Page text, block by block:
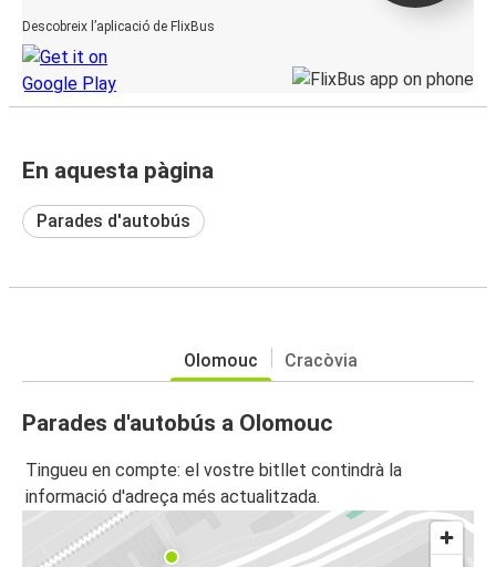
Descobreix l’aplicació de FlixBus
En aquesta pàgina
Parades d'autobús
Olomouc Cracòvia
Parades d'autobús a Olomouc
Tingueu en compte: el vostre bitllet contindrà la
informació d'adreça més actualitzada.